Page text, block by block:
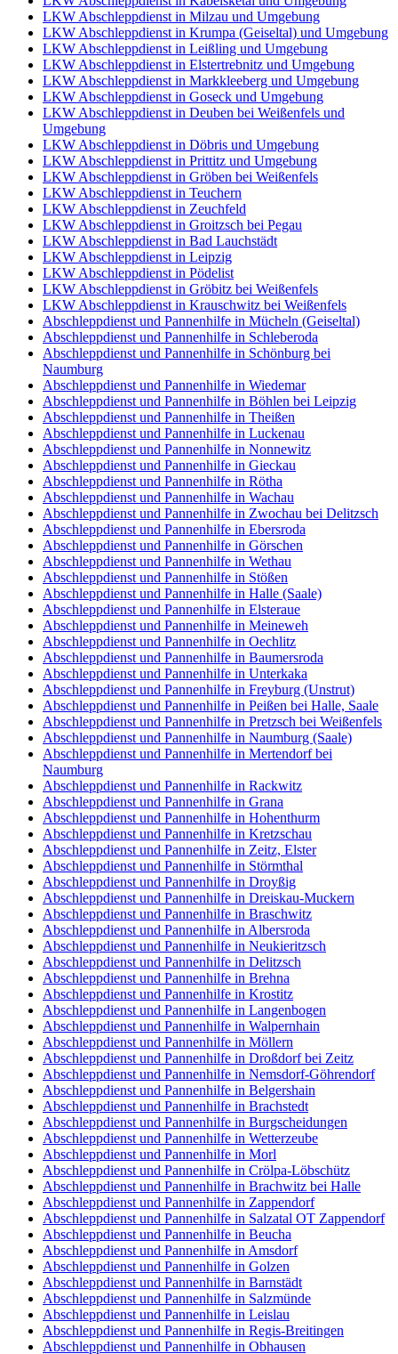
LKW Abschleppdienst in Milzau und Umgebung
LKW Abschleppdienst in Krumpa (Geiseltal) und Umgebung
LKW Abschleppdienst in Leißling und Umgebung
LKW Abschleppdienst in Elstertrebnitz und Umgebung
LKW Abschleppdienst in Markkleeberg und Umgebung
LKW Abschleppdienst in Goseck und Umgebung
LKW Abschleppdienst in Deuben bei Weißenfels und
Umgebung
LKW Abschleppdienst in Döbris und Umgebung
LKW Abschleppdienst in Prittitz und Umgebung
LKW Abschleppdienst in Gröben bei Weißenfels
LKW Abschleppdienst in Teuchern
LKW Abschleppdienst in Zeuchfeld
LKW Abschleppdienst in Groitzsch bei Pegau
LKW Abschleppdienst in Bad Lauchstädt
LKW Abschleppdienst in Leipzig
LKW Abschleppdienst in Pödelist
LKW Abschleppdienst in Gröbitz bei Weißenfels
LKW Abschleppdienst in Krauschwitz bei Weißenfels
Abschleppdienst und Pannenhilfe in Mücheln (Geiseltal)
Abschleppdienst und Pannenhilfe in Schleberoda
Abschleppdienst und Pannenhilfe in Schönburg bei
Naumburg
Abschleppdienst und Pannenhilfe in Wiedemar
Abschleppdienst und Pannenhilfe in Böhlen bei Leipzig
Abschleppdienst und Pannenhilfe in Theißen
Abschleppdienst und Pannenhilfe in Luckenau
Abschleppdienst und Pannenhilfe in Nonnewitz
Abschleppdienst und Pannenhilfe in Gieckau
Abschleppdienst und Pannenhilfe in Rötha
Abschleppdienst und Pannenhilfe in Wachau
Abschleppdienst und Pannenhilfe in Zwochau bei Delitzsch
Abschleppdienst und Pannenhilfe in Ebersroda
Abschleppdienst und Pannenhilfe in Görschen
Abschleppdienst und Pannenhilfe in Wethau
Abschleppdienst und Pannenhilfe in Stößen
Abschleppdienst und Pannenhilfe in Halle (Saale)
Abschleppdienst und Pannenhilfe in Elsteraue
Abschleppdienst und Pannenhilfe in Meineweh
Abschleppdienst und Pannenhilfe in Oechlitz
Abschleppdienst und Pannenhilfe in Baumersroda
Abschleppdienst und Pannenhilfe in Unterkaka
Abschleppdienst und Pannenhilfe in Freyburg (Unstrut)
Abschleppdienst und Pannenhilfe in Peißen bei Halle, Saale
Abschleppdienst und Pannenhilfe in Pretzsch bei Weißenfels
Abschleppdienst und Pannenhilfe in Naumburg (Saale)
Abschleppdienst und Pannenhilfe in Mertendorf bei
Naumburg
Abschleppdienst und Pannenhilfe in Rackwitz
Abschleppdienst und Pannenhilfe in Grana
Abschleppdienst und Pannenhilfe in Hohenthurm
Abschleppdienst und Pannenhilfe in Kretzschau
Abschleppdienst und Pannenhilfe in Zeitz, Elster
Abschleppdienst und Pannenhilfe in Störmthal
Abschleppdienst und Pannenhilfe in Droyßig
Abschleppdienst und Pannenhilfe in Dreiskau-Muckern
Abschleppdienst und Pannenhilfe in Braschwitz
Abschleppdienst und Pannenhilfe in Albersroda
Abschleppdienst und Pannenhilfe in Neukieritzsch
Abschleppdienst und Pannenhilfe in Delitzsch
Abschleppdienst und Pannenhilfe in Brehna
Abschleppdienst und Pannenhilfe in Krostitz
Abschleppdienst und Pannenhilfe in Langenbogen
Abschleppdienst und Pannenhilfe in Walpernhain
Abschleppdienst und Pannenhilfe in Möllern
Abschleppdienst und Pannenhilfe in Droßdorf bei Zeitz
Abschleppdienst und Pannenhilfe in Nemsdorf-Göhrendorf
Abschleppdienst und Pannenhilfe in Belgershain
Abschleppdienst und Pannenhilfe in Brachstedt
Abschleppdienst und Pannenhilfe in Burgscheidungen
Abschleppdienst und Pannenhilfe in Wetterzeube
Abschleppdienst und Pannenhilfe in Morl
Abschleppdienst und Pannenhilfe in Crölpa-Löbschütz
Abschleppdienst und Pannenhilfe in Brachwitz bei Halle
Abschleppdienst und Pannenhilfe in Zappendorf
Abschleppdienst und Pannenhilfe in Salzatal OT Zappendorf
Abschleppdienst und Pannenhilfe in Beucha
Abschleppdienst und Pannenhilfe in Amsdorf
Abschleppdienst und Pannenhilfe in Golzen
Abschleppdienst und Pannenhilfe in Barnstädt
Abschleppdienst und Pannenhilfe in Salzmünde
Abschleppdienst und Pannenhilfe in Leislau
Abschleppdienst und Pannenhilfe in Regis-Breitingen
Abschleppdienst und Pannenhilfe in Obhausen